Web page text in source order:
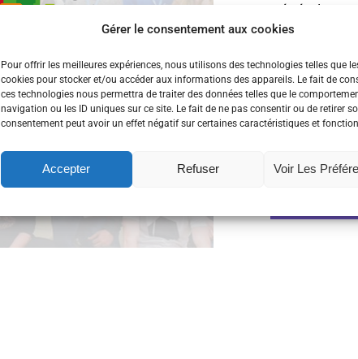
Gérer le consentement aux cookies
Pour offrir les meilleures expériences, nous utilisons des technologies telles que
cookies pour stocker et/ou accéder aux informations des appareils. Le fait de
ces technologies nous permettra de traiter des données telles que le
navigation ou les ID uniques sur ce site. Le fait de ne pas consentir ou de retirer
consentement peut avoir un effet négatif sur certaines caractéristiques et
Accepter Refuser Voir Les
Générale
L’objectif
activités et la
lancement...
An Daol Vras,
La Cantine,